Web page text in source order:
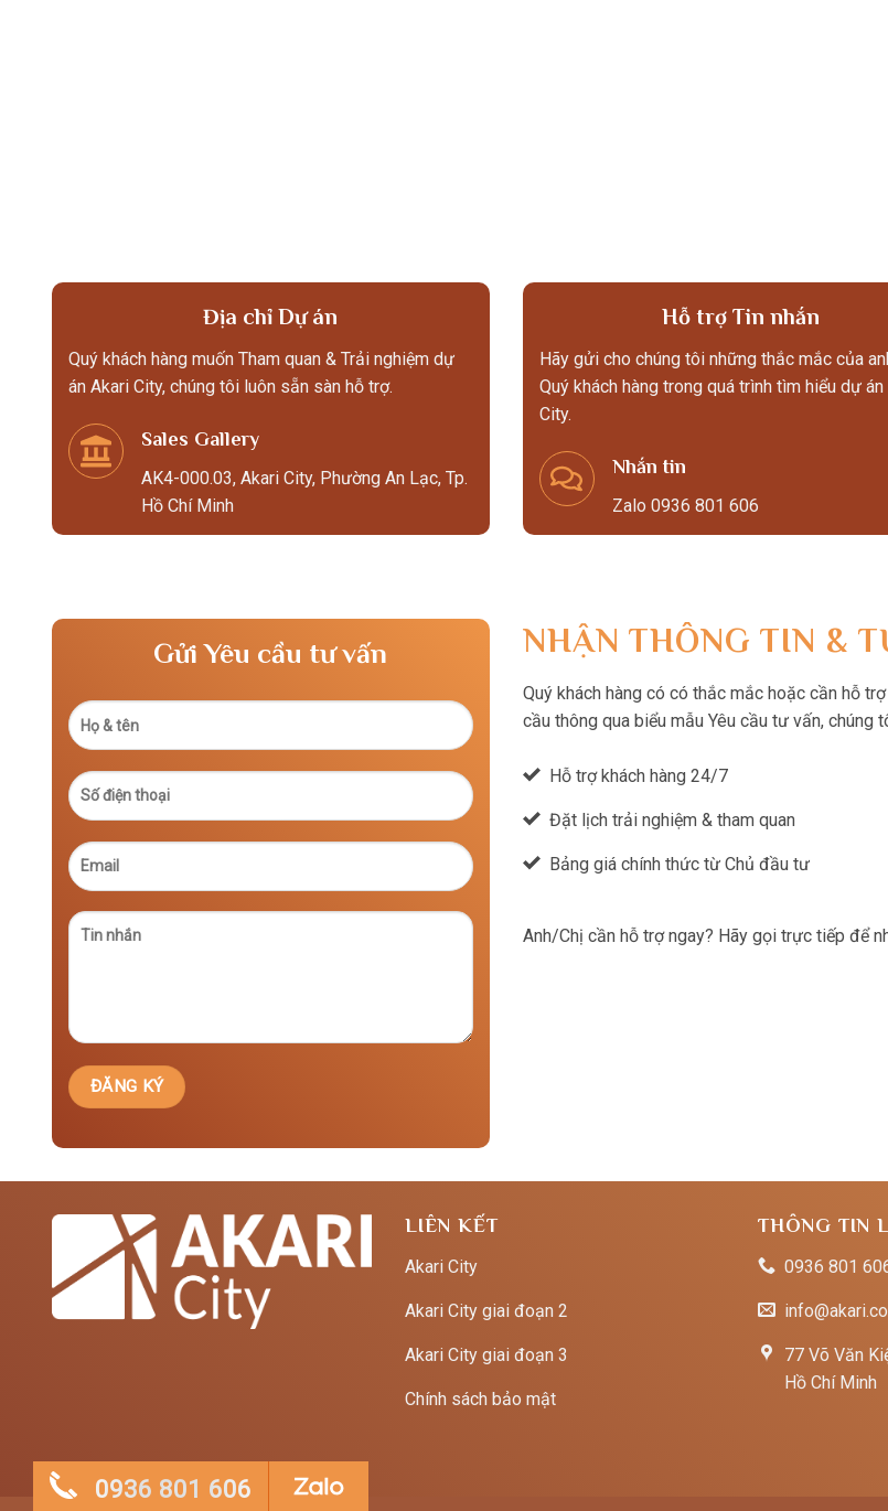
Địa chỉ Dự án
Quý khách hàng muốn Tham quan & Trải nghiệm dự
án Akari City, chúng tôi luôn sẵn sàn hỗ trợ.
Sales Gallery
AK4-000.03, Akari City, Phường An Lạc, Tp.
Hồ Chí Minh
Hỗ trợ Tin nhắn
Hãy gửi cho chúng tôi những thắc mắc của
Quý khách hàng trong quá trình tìm hiểu dự án
City.
Nhắn tin
Zalo 0936 801 606
Gửi Yêu cầu tư vấn NHẬN THÔNG TIN &
Quý khách hàng có có thắc mắc hoặc cần hỗ
cầu thông qua biểu mẫu Yêu cầu tư vấn, chúng
Hỗ trợ khách hàng 24/7
Đặt lịch trải nghiệm & tham quan
Bảng giá chính thức từ Chủ đầu tư
Anh/Chị cần hỗ trợ ngay? Hãy gọi trực tiếp để
LIÊN KẾT
Akari City
Akari City giai đoạn 2
Akari City giai đoạn 3
Chính sách bảo mật
THÔNG TIN
0936 801
77 Võ Văn
Hồ Chí Minh
0936 801 606